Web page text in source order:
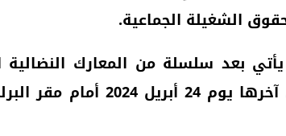
الشغيلة الجماعية.
بعد سلسلة من المعارك النضالية
الترابية، لأكثر من